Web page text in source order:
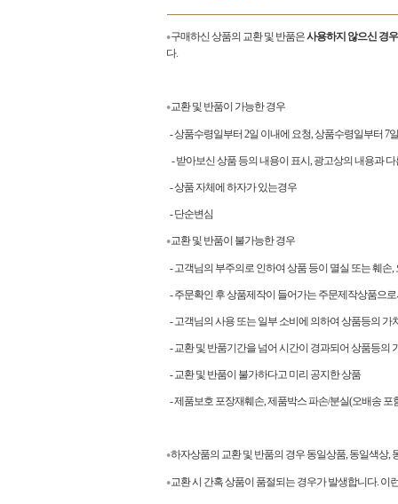
●구매하신 상품의 교환 및 반품은사용하지 않으신 경
다.
●교환 및 반품이 가능한 경우
- 상품수령일부터 2일 이내에 요청, 상품수령일부터 7
- 받아보신 상품 등의 내용이 표시, 광고상의 내용과
- 상품 자체에 하자가 있는경우
- 단순변심
●교환 및 반품이 불가능한 경우
- 고객님의 부주의로 인하여 상품 등이 멸실 또는 훼
- 주문확인 후 상품제작이 들어가는 주문제작상품으
- 고객님의 사용 또는 일부 소비에 의하여 상품등의 가
- 교환 및 반품기간을 넘어 시간이 경과되어 상품등의
- 교환 및 반품이 불가하다고 미리 공지한 상품
- 제품보호 포장재훼손, 제품박스 파손/분실(오배송 포
●하자상품의 교환 및 반품의 경우 동일상품, 동일색상
●교환 시 간혹 상품이 품절되는 경우가 발생합니다.